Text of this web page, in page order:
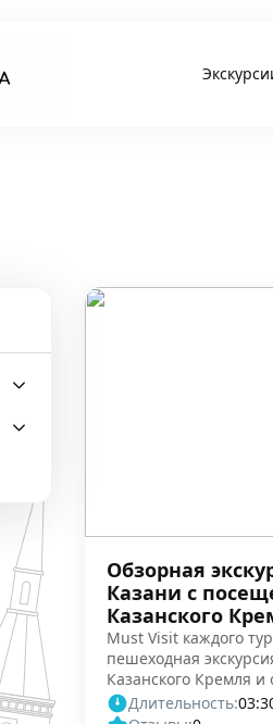
Обзорная
Казани с
Казанского
Must Visit каждого
пешеходная
Казанского Кремля и
автобусная экскурсия
Длительность: